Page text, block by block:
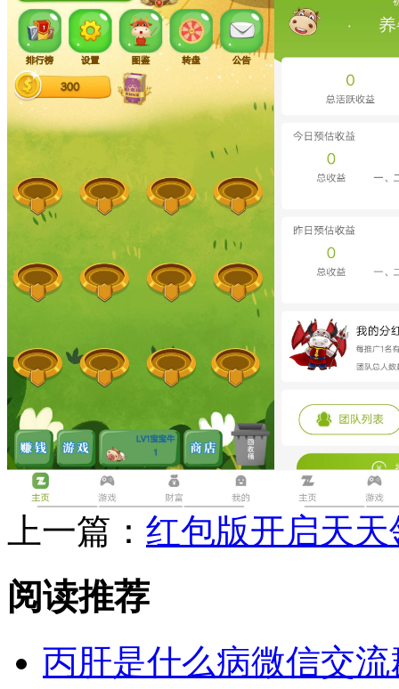
上一篇： 红包版开启天
阅读推荐
丙肝是什么病微信交